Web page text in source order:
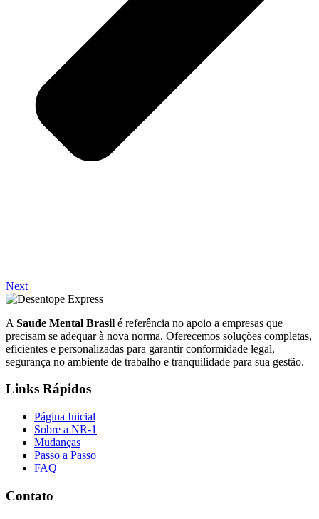
Next
A Saude Mental Brasil é referência no apoio a empresas que
precisam se adequar à nova norma. Oferecemos soluções completas,
eficientes e personalizadas para garantir conformidade legal,
segurança no ambiente de trabalho e tranquilidade para sua gestão.
Links Rápidos
Página Inicial
Sobre a NR-1
Mudanças
Passo a Passo
FAQ
Contato